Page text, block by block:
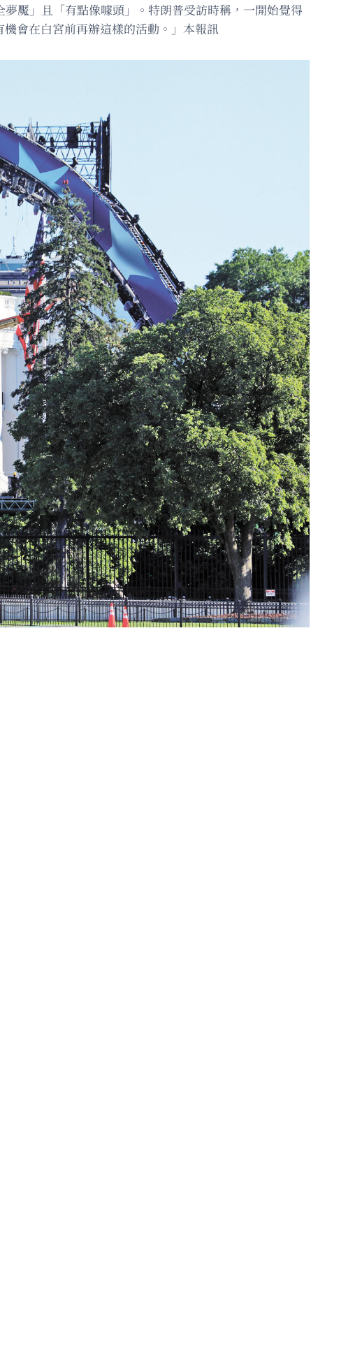
魘」且「有點像噱頭」。特朗普受訪時稱，一開始覺得
會在白宮前再辦這樣的活動。」本報訊